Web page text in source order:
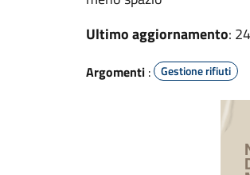
Ultimo aggiornamento:
Argomenti : Gestione rifiuti